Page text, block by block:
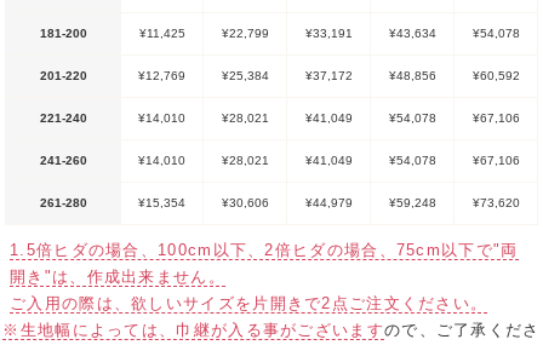
181-200 ¥11,425 ¥22,799 ¥33,191 ¥43,634 ¥54,078
201-220 ¥12,769 ¥25,384 ¥37,172 ¥48,856 ¥60,592
221-240 ¥14,010 ¥28,021 ¥41,049 ¥54,078 ¥67,106
241-260 ¥14,010 ¥28,021 ¥41,049 ¥54,078 ¥67,106
261-280 ¥15,354 ¥30,606 ¥44,979 ¥59,248 ¥73,620
1.5倍ヒダの場合、100cm以下、2倍ヒダの場合、75cm以下で"両
開き"は、作成出来ません。
ご入用の際は、欲しいサイズを片開きで2点ご注文ください。
※生地幅によっては、巾継が入る事がございますので、ご了承くださ